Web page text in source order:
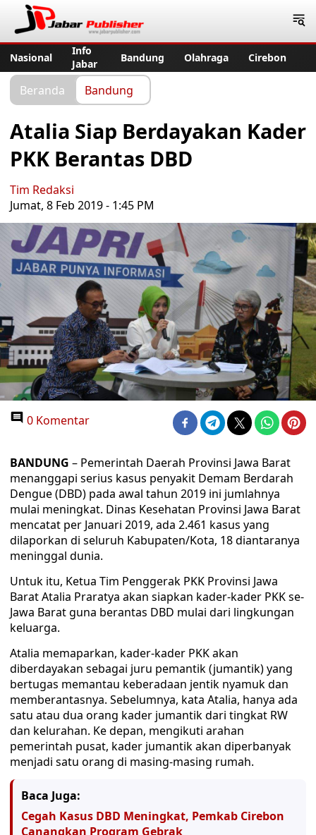
Nasional
Info
Jabar
Bandung Olahraga Cirebon
Beranda Bandung
Atalia Siap Berdayakan Kader
PKK Berantas DBD
Tim Redaksi
Jumat, 8 Feb 2019 - 1:45 PM
0 Komentar
BANDUNG – Pemerintah Daerah Provinsi Jawa Barat
menanggapi serius kasus penyakit Demam Berdarah
Dengue (DBD) pada awal tahun 2019 ini jumlahnya
mulai meningkat. Dinas Kesehatan Provinsi Jawa Barat
mencatat per Januari 2019, ada 2.461 kasus yang
dilaporkan di seluruh Kabupaten/Kota, 18 diantaranya
meninggal dunia.
Untuk itu, Ketua Tim Penggerak PKK Provinsi Jawa
Barat Atalia Praratya akan siapkan kader-kader PKK se-
Jawa Barat guna berantas DBD mulai dari lingkungan
keluarga.
Atalia memaparkan, kader-kader PKK akan
diberdayakan sebagai juru pemantik (jumantik) yang
bertugas memantau keberadaan jentik nyamuk dan
memberantasnya. Sebelumnya, kata Atalia, hanya ada
satu atau dua orang kader jumantik dari tingkat RW
dan kelurahan. Ke depan, mengikuti arahan
pemerintah pusat, kader jumantik akan diperbanyak
menjadi satu orang di masing-masing rumah.
Baca Juga:
Cegah Kasus DBD Meningkat, Pemkab Cirebon
Canangkan Program Gebrak